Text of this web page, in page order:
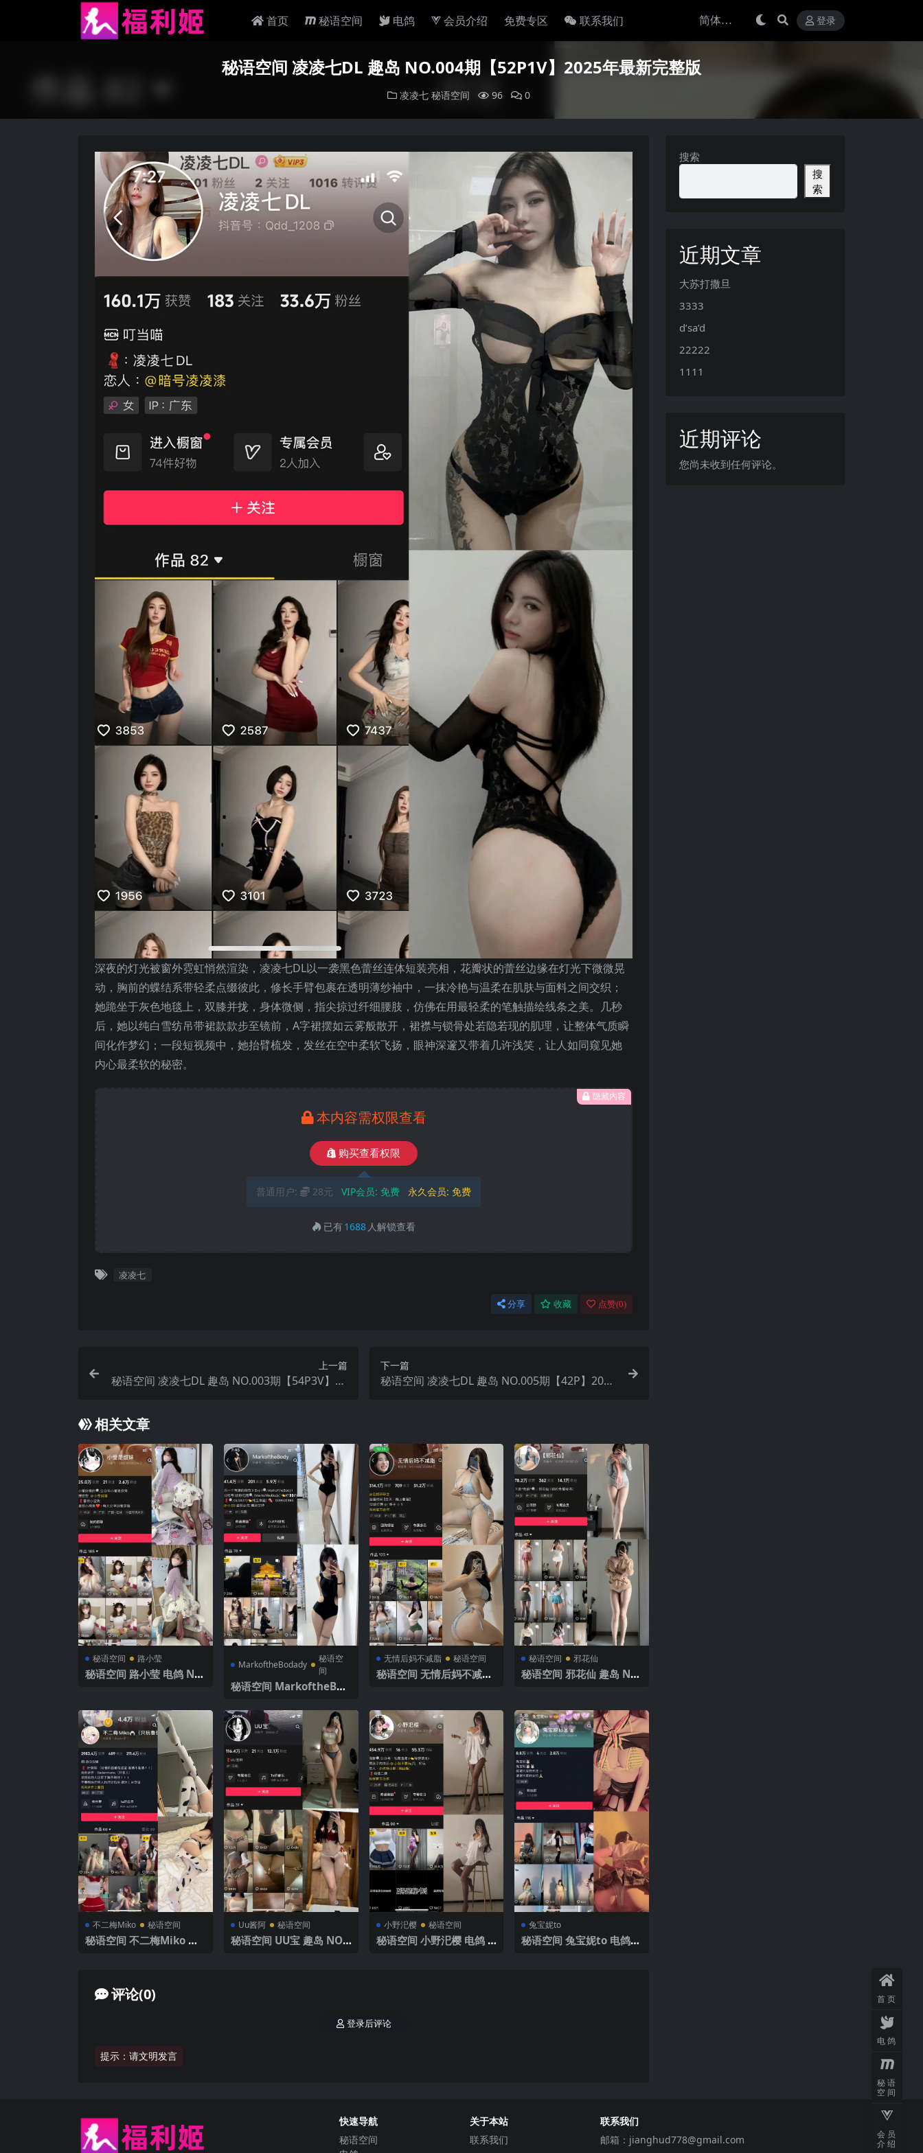
首页 秘语空间 电鸽 会员介绍 免费专区 联系我们 登录
秘语空间 凌凌七DL 趣岛 NO.004期【52P1V】2025年最新完整版
凌凌七 秘语空间 96 0
深夜的灯光被窗外霓虹悄然渲染，凌凌七DL以一袭黑色蕾丝连体短装亮相，花瓣状的蕾丝边缘在灯光下微微晃
动，胸前的蝶结系带轻柔点缀彼此，修长手臂包裹在透明薄纱袖中，一抹冷艳与温柔在肌肤与面料之间交织；
她跪坐于灰色地毯上，双膝并拢，身体微侧，指尖掠过纤细腰肢，仿佛在用最轻柔的笔触描绘线条之美。几秒
后，她以纯白雪纺吊带裙款款步至镜前，A字裙摆如云雾般散开，裙襟与锁骨处若隐若现的肌理，让整体气质瞬
间化作梦幻；一段短视频中，她抬臂梳发，发丝在空中柔软飞扬，眼神深邃又带着几许浅笑，让人如同窥见她
内心最柔软的秘密。
隐藏内容
本内容需权限查看
购买查看权限
普通用户: 28元 VIP会员: 免费 永久会员: 免费
已有1688 人解锁查看
凌凌七
分享 收藏 点赞(0)
上一篇
秘语空间 凌凌七DL 趣岛 NO.003期【54P3V】20
下一篇
秘语空间 凌凌七DL 趣岛 NO.005期【42P】2025
相关文章
秘语空间 路小莹
秘语空间 路小莹 电鸽 NO.
MarkoftheBodady
秘语空
间
秘语空间 MarkoftheBod
P】2025年最新更新
无情后妈不减脂 秘语空间
秘语空间 无情后妈不减脂
秘语空间 邪花仙
秘语空间 邪花仙 趣岛 NO.
不二梅Miko 秘语空间
秘语空间 不二梅Miko 趣
Uu酱阿 秘语空间
秘语空间 UU宝 趣岛 NO.0
小野汜樱 秘语空间
秘语空间 小野汜樱 电鸽 N
兔宝妮to
秘语空间 兔宝妮to 电鸽 N
评论(0)
提示：请文明发言
登录后评论
搜索
搜
索
近期文章
大苏打撒旦
3333
d’sa’d
22222
1111
近期评论
您尚未收到任何评论。
快速导航
秘语空间
关于本站
联系我们
联系我们
邮箱： jianghud778@gmail.com
首页
电鸽
秘语
空间
会员
介绍